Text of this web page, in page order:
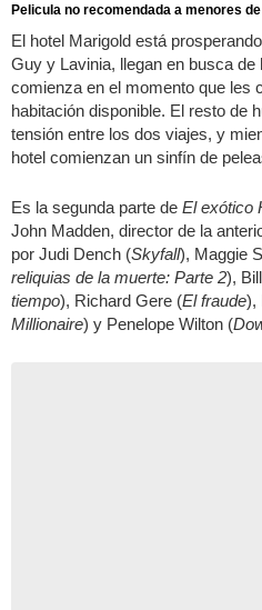
Pelicula no recomendada a menores
El hotel Marigold está
Guy y Lavinia, llegan en busca de
comienza en el momento que les
habitación disponible. El resto de
tensión entre los dos viajes, y
hotel comienzan un sinfín de
Es la segunda parte de El exótico
John Madden, director de la
por Judi Dench (Skyfall), Maggie
reliquias de la muerte: Parte 2),
tiempo), Richard Gere (El fraude),
Millionaire) y Penelope Wilton (